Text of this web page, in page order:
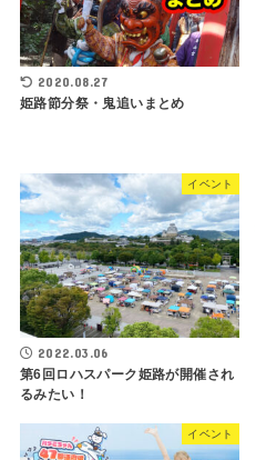
2020.08.27
姫路節分祭・鬼追いまとめ
イベント
2022.03.06
第6回ロハスパーク姫路が開催され
るみたい！
イベント